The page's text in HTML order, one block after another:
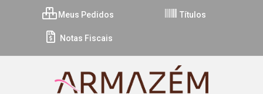
Meus Pedidos Títulos
Notas Fiscais